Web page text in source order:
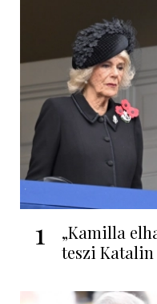
1
„Kamilla
teszi Katalin